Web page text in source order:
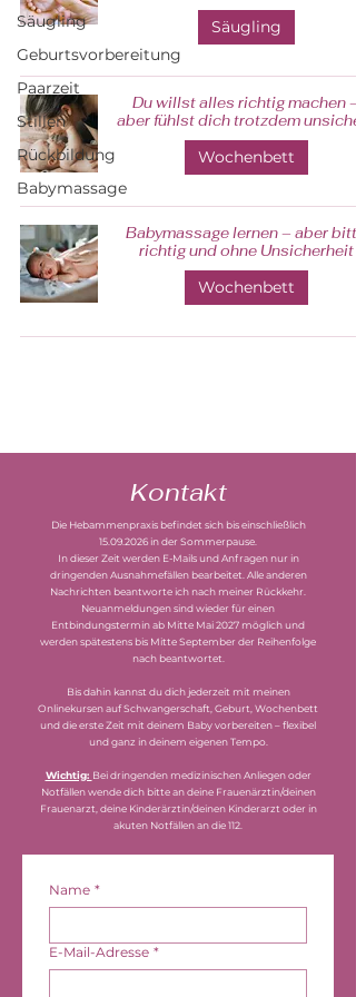
Säugling
Geburtsvorbereitung
Paarzeit
Stillen
Rückbildung
Babymassage
Säugling
Du willst alles richtig machen –
aber fühlst dich trotzdem
Wochenbett
Babymassage lernen – aber bitte
richtig und ohne Unsicherheit
Wochenbett
Kontakt
Die Hebammenpraxis befindet sich bis einschließlich
15.09.2026 in der Sommerpause.
In dieser Zeit werden E-Mails und Anfragen nur in
dringenden Ausnahmefällen bearbeitet. Alle anderen
Nachrichten beantworte ich nach meiner Rückkehr.
Neuanmeldungen sind wieder für einen
Entbindungstermin ab Mitte Mai 2027 möglich und
werden spätestens bis Mitte September der Reihenfolge
nach beantwortet.
Bis dahin kannst du dich jederzeit mit meinen
Onlinekursen auf Schwangerschaft, Geburt, Wochenbett
und die erste Zeit mit deinem Baby vorbereiten – flexibel
und ganz in deinem eigenen Tempo.
Wichtig: Bei dringenden medizinischen Anliegen oder
Notfällen wende dich bitte an deine Frauenärztin/deinen
Frauenarzt, deine Kinderärztin/deinen Kinderarzt oder in
akuten Notfällen an die 112.
Name *
E-Mail-Adresse *